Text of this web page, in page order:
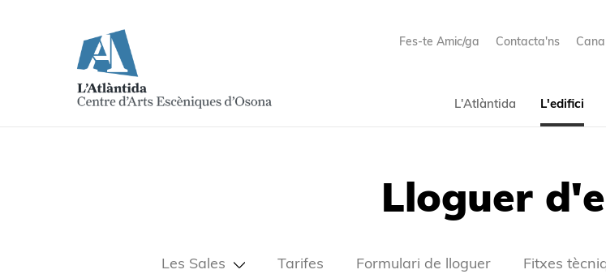
Fes-te Amic/ga Contacta'ns
L'Atlàntida L'edifici
Lloguer
Les Sales Tarifes Formulari de lloguer Fitxes